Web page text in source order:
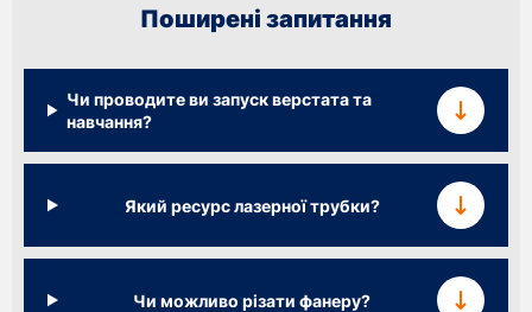
Поширені запитання
Чи проводите ви запуск верстата та
навчання?
Який ресурс лазерної трубки?
Чи можливо різати фанеру?